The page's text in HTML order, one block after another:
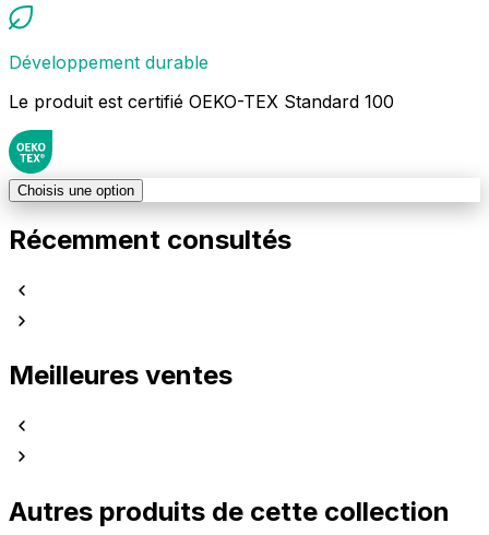
Développement durable
Le produit est certifié OEKO-TEX Standard 100
Choisis une option
Récemment consultés
Meilleures ventes
Autres produits de cette collection